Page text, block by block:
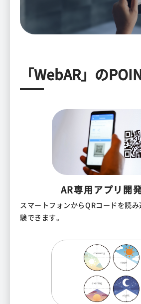
「WebAR」の
AR専用アプリ開
スマートフォンからQRコードを読
験できます。